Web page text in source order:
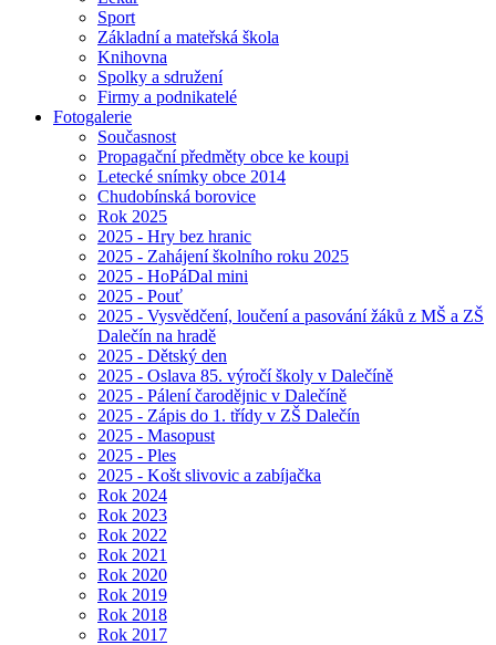
Sport
Základní a mateřská škola
Knihovna
Spolky a sdružení
Firmy a podnikatelé
Fotogalerie
Současnost
Propagační předměty obce ke koupi
Letecké snímky obce 2014
Chudobínská borovice
Rok 2025
2025 - Hry bez hranic
2025 - Zahájení školního roku 2025
2025 - HoPáDal mini
2025 - Pouť
2025 - Vysvědčení, loučení a pasování žáků z MŠ a ZŠ
Dalečín na hradě
2025 - Dětský den
2025 - Oslava 85. výročí školy v Dalečíně
2025 - Pálení čarodějnic v Dalečíně
2025 - Zápis do 1. třídy v ZŠ Dalečín
2025 - Masopust
2025 - Ples
2025 - Košt slivovic a zabíjačka
Rok 2024
Rok 2023
Rok 2022
Rok 2021
Rok 2020
Rok 2019
Rok 2018
Rok 2017